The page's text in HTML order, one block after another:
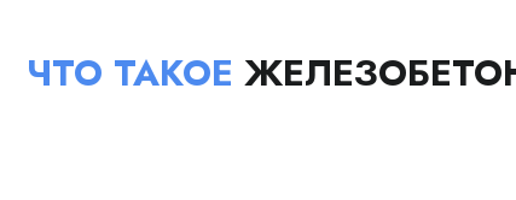
ЧТО ТАКОЕ